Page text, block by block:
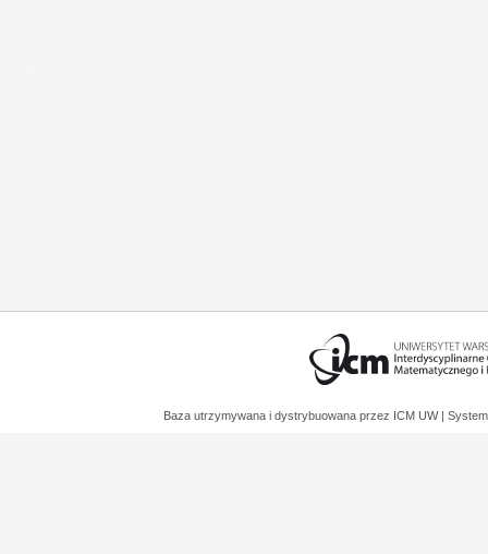
Baza utrzymywana i dystrybuowana przez ICM UW |